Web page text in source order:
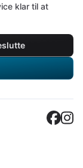
klar til at